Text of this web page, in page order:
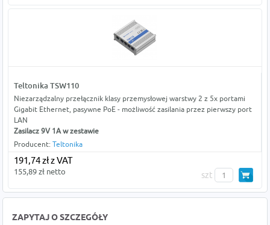
Teltonika TSW110
Niezarządzalny przełącznik klasy przemysłowej warstwy 2 z 5x portami
Gigabit Ethernet, pasywne PoE - możliwość zasilania przez pierwszy port
LAN
Zasilacz 9V 1A w zestawie
Producent: Teltonika
191,74 zł z VAT
155,89 zł netto szt
ZAPYTAJ O SZCZEGÓŁY